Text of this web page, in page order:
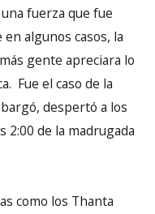
fuerza que fue
algunos casos, la
gente apreciara lo
Fue el caso de la
despertó a los
2:00 de la madrugada
como los Thanta